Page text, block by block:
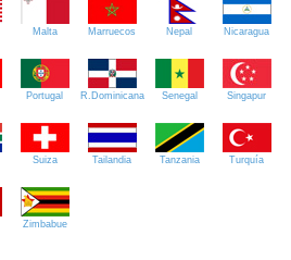
Malta Marruecos Nepal Nicaragua
Portugal R.Dominicana Senegal Singapur
Suiza Tailandia Tanzania Turquía
Zimbabue